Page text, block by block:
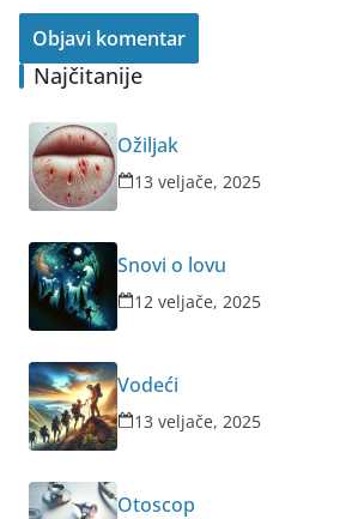
Najčitanije
Ožiljak
13 veljače, 2025
Snovi o lovu
12 veljače, 2025
Vodeći
13 veljače, 2025
Otoscop